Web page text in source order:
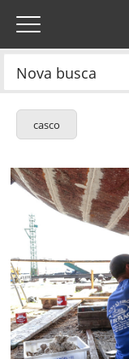
casco
Título do projeto
Códigos
Protegido
Título do
Tamanho P
Tamanho M
Tamanho G